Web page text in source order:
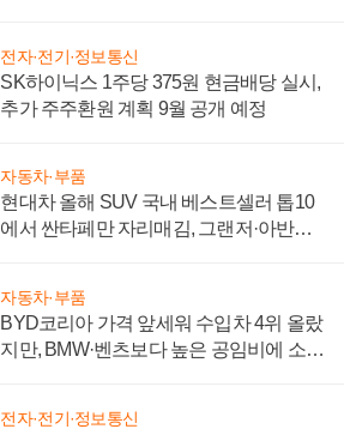
전자·전기·정보통신
SK하이닉스 1주당 375원 현금배당 실시,
추가 주주환원 계획 9월 공개 예정
자동차·부품
현대차 올해 SUV 국내 베스트셀러 톱10
에서 싼타페만 자리매김, 그랜저·아반떼
자동차·부품
BYD코리아 가격 앞세워 수입차 4위 올랐
지만, BMW·벤츠보다 높은 공임비에 소비
전자·전기·정보통신